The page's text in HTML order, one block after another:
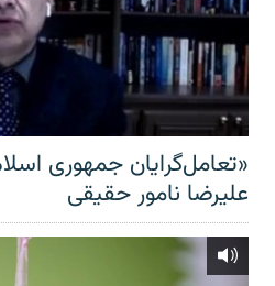
«تعامل‌گرایان جمهوری
علیرضا نامور حقیقی